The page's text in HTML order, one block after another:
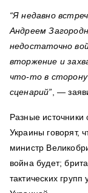
“Я недавно
Андреем
недостаточно
вторжение и
что-то в
сценарий”, —
Разные
Украины говорят,
министр
война будет;
тактических